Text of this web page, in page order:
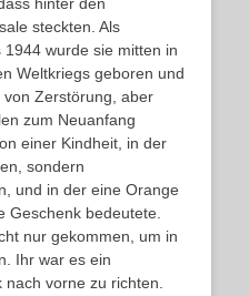
hinter den
steckten. Als
wurde sie mitten in
Weltkriegs geboren und
Zerstörung, aber
zum Neuanfang
einer Kindheit, in der
sondern
und in der eine Orange
Geschenk bedeutete.
nur gekommen, um in
Ihr war es ein
nach vorne zu richten.